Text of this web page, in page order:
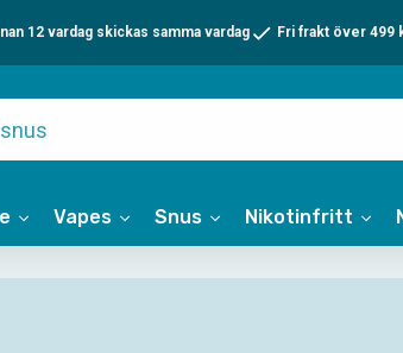
Vapes Snus Nikotinfritt
12 vardag skickas samma vardag Fri frakt över 499